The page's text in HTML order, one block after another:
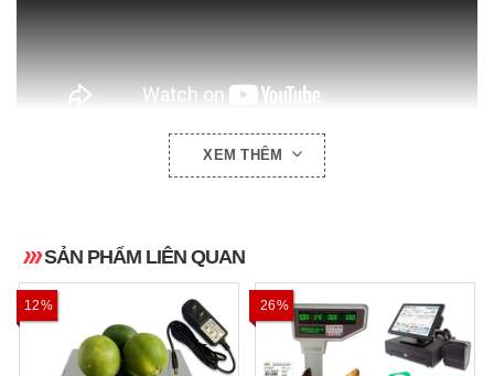
VIDEO HƯỚNG DẪN SỬ DỤNG:
XEM THÊM
SẢN PHẨM LIÊN QUAN
12% 26%